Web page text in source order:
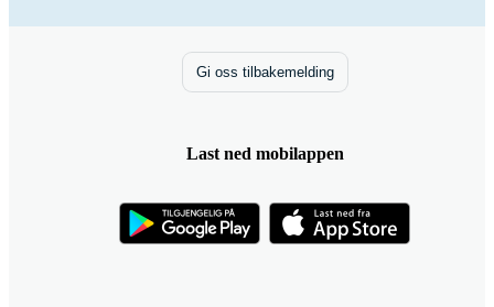
Gi oss tilbakemelding
Last ned mobilappen